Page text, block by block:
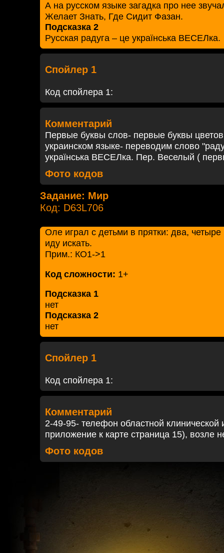
А на русском языке загадка про нее
Желает Знать, Где Сидит Фазан.
Подсказка 2
Русская радуга – це українська ВЕСЕЛка.
Спойлер 1
Код спойлера 1:
Комментарий
Первые буквы слов- первые буквы
украинском языке- переводим слово
українська ВЕСЕЛка. Пер. Веселый (
Фото кодов
Задание: Мир
Код: D63L706
Оле играл с детьми в прятки: два, четыре
иду искать.
Прим.: КО1->1
Код сложности: 1+
Подсказка 1
нет
Подсказка 2
нет
Спойлер 1
Код спойлера 1:
Комментарий
2-49-95- телефон областной
приложение к карте страница 15), возле
Фото кодов